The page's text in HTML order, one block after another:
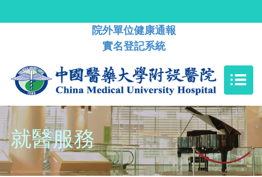
院外單位健康通報
實名登記系統
就醫服務